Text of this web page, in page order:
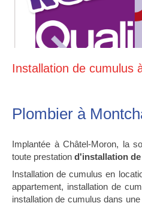
Installation de cumulus
Plombier à
Implantée à Châtel-Moron, la
toute prestation d'installation
Installation de cumulus en
appartement, installation de
installation de cumulus dans